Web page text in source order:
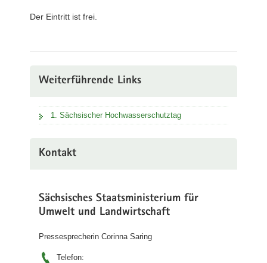
Der Eintritt ist frei.
Weiterführende Links
1. Sächsischer Hochwasserschutztag
Kontakt
Sächsisches Staatsministerium für
Umwelt und Landwirtschaft
Pressesprecherin Corinna Saring
Telefon: